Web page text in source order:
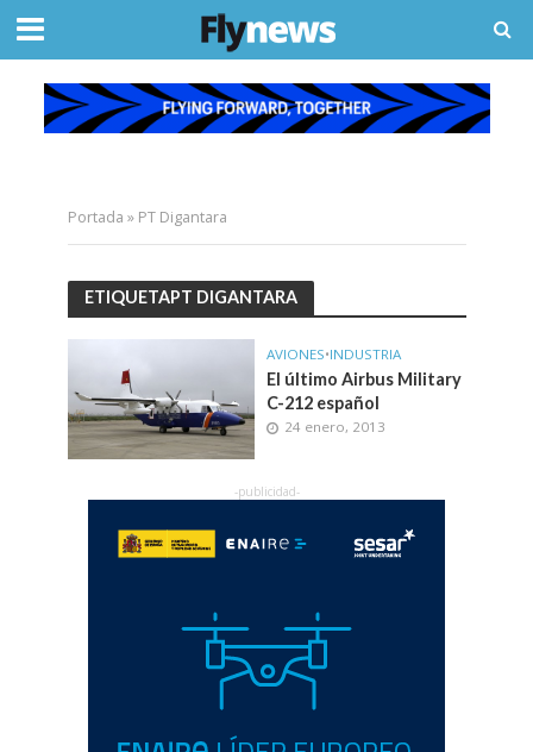
Portada » PT Digantara
ETIQUETAPT DIGANTARA
AVIONES•INDUSTRIA
El último Airbus Military
C-212 español
24 enero, 2013